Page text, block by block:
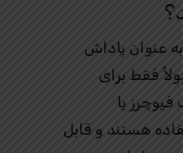
عنوان پاداش
فقط برای
یا
هستند و قابل